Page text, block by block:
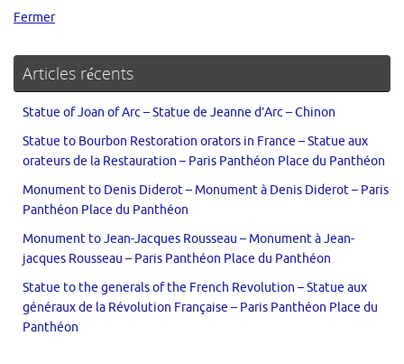
Fermer
Articles récents
Statue of Joan of Arc – Statue de Jeanne d’Arc – Chinon
Statue to Bourbon Restoration orators in France – Statue aux
orateurs de la Restauration – Paris Panthéon Place du Panthéon
Monument to Denis Diderot – Monument à Denis Diderot – Paris
Panthéon Place du Panthéon
Monument to Jean-Jacques Rousseau – Monument à Jean-
jacques Rousseau – Paris Panthéon Place du Panthéon
Statue to the generals of the French Revolution – Statue aux
généraux de la Révolution Française – Paris Panthéon Place du
Panthéon